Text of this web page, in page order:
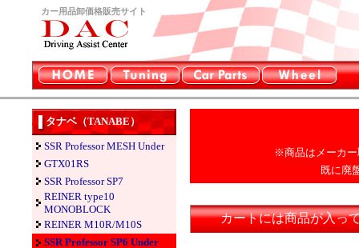
カー用品卸価格販売サイト
タナベ（TANABE）
SSR Professor MESH Under
GTX01RS
SSR Professor SP7
REINER type10
MONOBLOCK
REINER M10R/M10S
SSR Professor SP6 Under
※商品はメーカー
既に廃
カートには商品が入っ